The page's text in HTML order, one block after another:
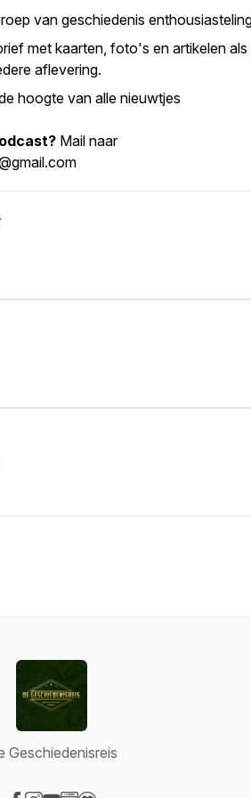
van geschiedenis
met kaarten, foto's en artikelen als
aflevering.
hoogte van alle nieuwtjes
Mail naar
Geschiedenisreis